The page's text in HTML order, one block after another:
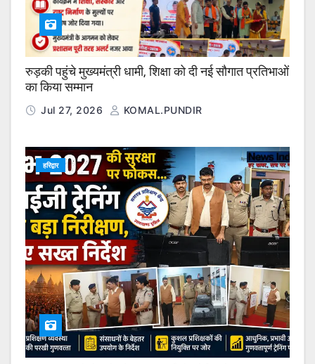
रुड़की पहुंचे मुख्यमंत्री धामी, शिक्षा को दी नई सौगात प्रतिभाओं
का किया सम्मान
Jul 27, 2026 KOMAL.PUNDIR
हरिद्वार